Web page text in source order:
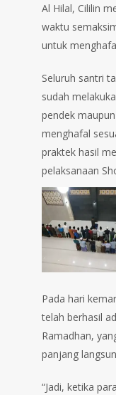
Al Hilal, Cililin
waktu
untuk
Seluruh santri
sudah
pendek
menghafal
praktek hasil
pelaksanaan
Pada hari
telah berhasil
Ramadhan,
panjang
“Jadi, ketika